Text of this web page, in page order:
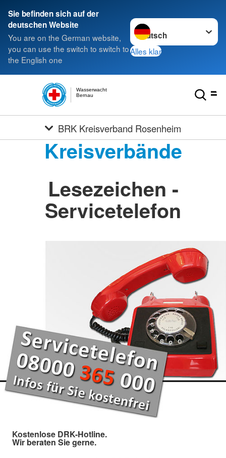
Sie befinden sich auf der
deutschen Website
You are on the German website,
you can use the switch to switch to
the English one
Sprache wechseln zu
Alles klar
Bernau
Wasserwacht
BRK Kreisverband Rosenheim
Kreisverbände
Lesezeichen -
Servicetelefon
Kostenlose DRK-Hotline.
Wir beraten Sie gerne.